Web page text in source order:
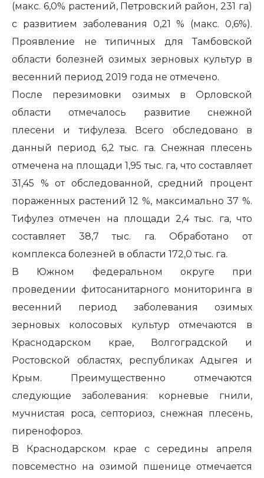
(макс. 6,0% растений, Петровский район, 231 га)
с развитием заболевания 0,21 % (макс. 0,6%).
Проявление не типичных для Тамбовской
области болезней озимых зерновых культур в
весенний период 2019 года не отмечено.
После перезимовки озимых в Орловской
области отмечалось развитие снежной
плесени и тифулеза. Всего обследовано в
данный период 6,2 тыс. га. Снежная плесень
отмечена на площади 1,95 тыс. га, что составляет
31,45 % от обследованной, средний процент
пораженных растений 12 %, максимально 37 %.
Тифулез отмечен на площади 2,4 тыс. га, что
составляет 38,7 тыс. га. Обработано от
комплекса болезней в области 172,0 тыс. га.
В Южном федеральном округе при
проведении фитосанитарного мониторинга в
весенний период заболевания озимых
зерновых колосовых культур отмечаются в
Краснодарском крае, Волгоградской и
Ростовской областях, республиках Адыгея и
Крым. Преимущественно отмечаются
следующие заболевания: корневые гнили,
мучнистая роса, септориоз, снежная плесень,
пиренофороз.
В Краснодарском крае с середины апреля
повсеместно на озимой пшенице отмечается